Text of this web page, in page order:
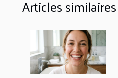
Articles similaires